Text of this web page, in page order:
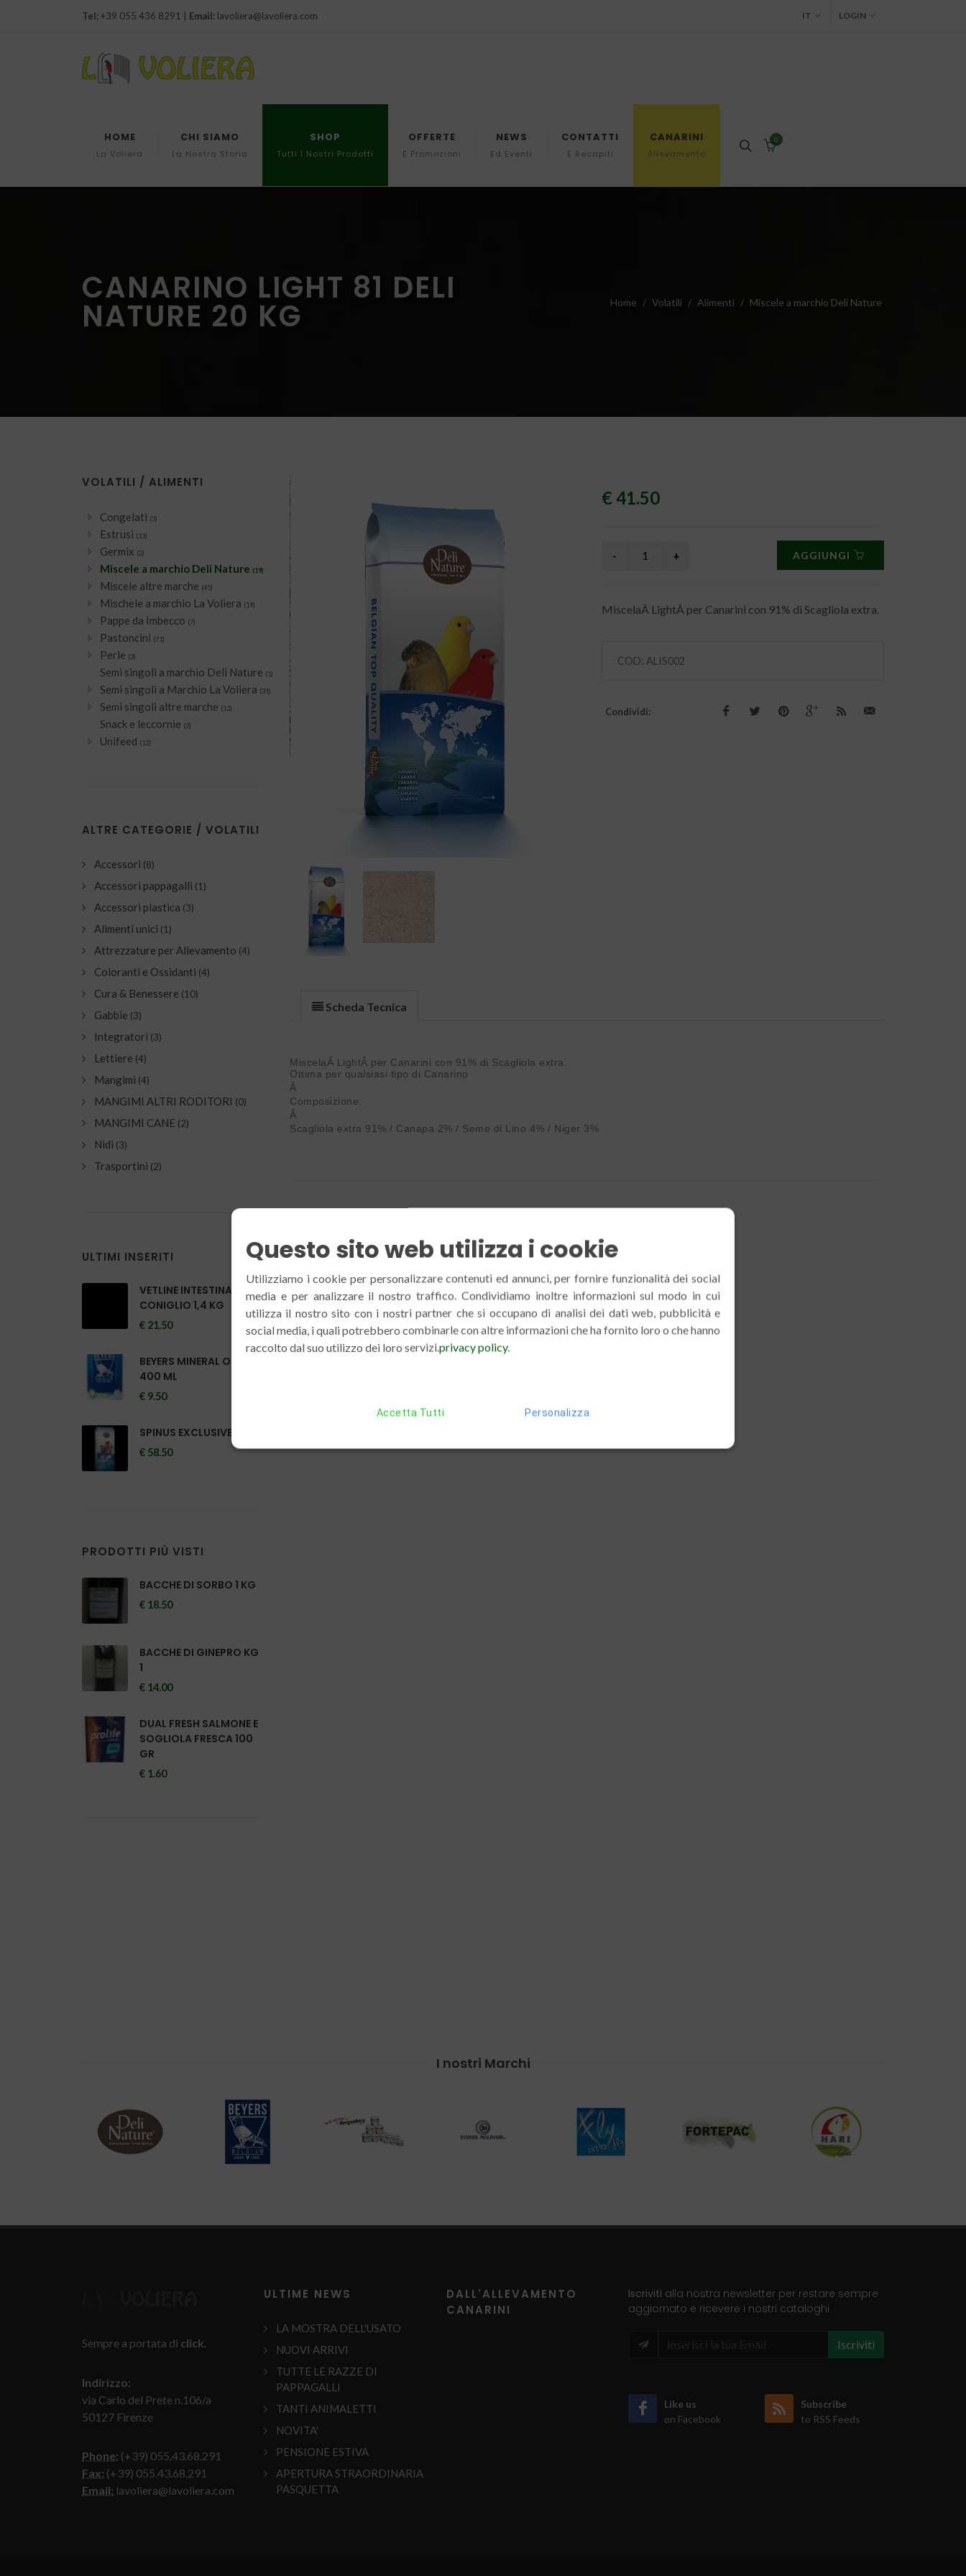
Tel:+39 055 436 8291 | Email: lavoliera@lavoliera.com IT LOGIN
0
HOME
La Voliera
CHI SIAMO
La Nostra Storia
SHOP
Tutti I Nostri Prodotti
OFFERTE
E Promozioni
NEWS
Ed Eventi
CONTATTI
E Recapiti
CANARINI
Allevamento
CANARINO LIGHT 81 DELI
NATURE 20 KG Home Volatili Alimenti Miscele a marchio Deli Nature
€ 41.50
AGGIUNGI
MiscelaÂ LightÂ per Canarini con 91% di Scagliola extra.
COD: ALIS002
Condividi:
Ottima per qualsiasi tipo di Canarino
Â
Composizione:
Â
Scagliola extra 91% / Canapa 2% / Seme di Lino 4% / Niger 3%
VOLATILI / ALIMENTI
Congelati (3)
Estrusi (13)
Germix (2)
Miscele a marchio Deli Nature (19)
Miscele altre marche (45)
Mischele a marchio La Voliera (19)
Pappe da Imbecco (7)
Pastoncini (71)
Perle (3)
Semi singoli a marchio Deli Nature (1)
Semi singoli a Marchio La Voliera (31)
Semi singoli altre marche (12)
Snack e leccornie (2)
Unifeed (12)
ALTRE CATEGORIE / VOLATILI
Accessori (8)
Accessori pappagalli (1)
Accessori plastica (3)
Alimenti unici (1)
Attrezzature per Allevamento (4)
Coloranti e Ossidanti (4)
Cura & Benessere (10)
Gabbie (3)
Integratori (3)
Lettiere (4)
Mangimi (4)
MANGIMI ALTRI RODITORI (0)
MANGIMI CANE (2)
Nidi (3)
Trasportini (2)
ULTIMI INSERITI
VETLINE INTESTINAL
CONIGLIO 1,4 KG
€ 21.50
BEYERS MINERAL OLIGO
400 ML
€ 9.50
SPINUS EXCLUSIVE 44
€ 58.50
PRODOTTI PIÙ VISTI
BACCHE DI SORBO 1 KG
€ 18.50
BACCHE DI GINEPRO KG
1
€ 14.00
DUAL FRESH SALMONE E
SOGLIOLA FRESCA 100
GR
€ 1.60
I nostri Marchi
Sempre a portata di click.
Indirizzo:
via Carlo del Prete n.106/a
50127 Firenze
Phone: (+39) 055.43.68.291
Fax: (+39) 055.43.68.291
Email: lavoliera@lavoliera.com
ULTIME NEWS
LA MOSTRA DELL'USATO
NUOVI ARRIVI
TUTTE LE RAZZE DI
PAPPAGALLI
TANTI ANIMALETTI
NOVITA'
PENSIONE ESTIVA
APERTURA STRAORDINARIA
PASQUETTA
DALL'ALLEVAMENTO
CANARINI
Iscriviti alla nostra newsletter per restare sempre
aggiornato e ricevere i nostri cataloghi
Iscriviti
Like us
on Facebook
Subscribe
to RSS Feeds
Questo sito web utilizza i cookie
Utilizziamo i cookie per personalizzare contenuti ed annunci, per fornire funzionalità dei social
media e per analizzare il nostro traffico. Condividiamo inoltre informazioni sul modo in cui
utilizza il nostro sito con i nostri partner che si occupano di analisi dei dati web, pubblicità e
social media, i quali potrebbero combinarle con altre informazioni che ha fornito loro o che hanno
raccolto dal suo utilizzo dei loro servizi.privacy policy.
Accetta Tutti Personalizza